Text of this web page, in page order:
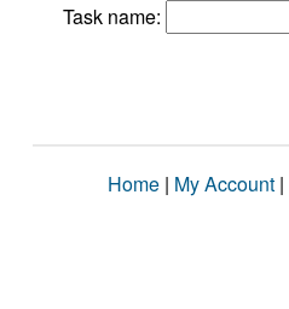
Task name:
Home | My Account |